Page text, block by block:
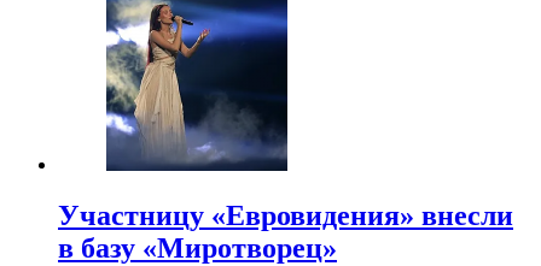
Участницу «Евровидения» внесли
в базу «Миротворец»